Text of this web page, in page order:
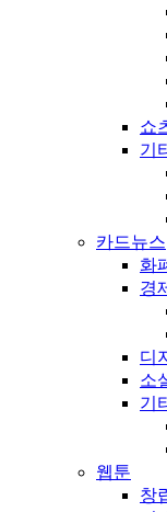
쇼
기
카드뉴스
화
경
디
소
기
웹툰
창